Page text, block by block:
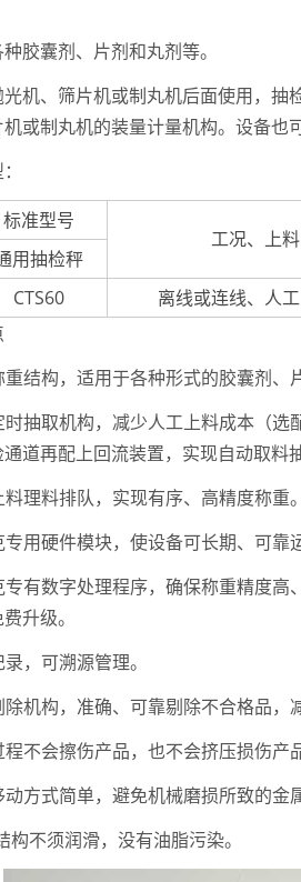
胶囊剂、片剂和丸剂等。
机、筛片机或制丸机后面使用，
或制丸机的装量计量机构。设备
标准型号
工况、上料
用抽检秤
CTS60
离线或连线、人
重结构，适用于各种形式的胶囊剂
时抽取机构，减少人工上料成本（
道再配上回流装置，实现自动取料
料理料排队，实现有序、高精度称重
专用硬件模块，使设备可长期、可靠
专有数字处理程序，确保称重精度
升级。
，可溯源管理。
除机构，准确、可靠剔除不合格品，
程不会擦伤产品，也不会挤压损伤产
动方式简单，避免机械磨损所致的
构不须润滑，没有油脂污染。